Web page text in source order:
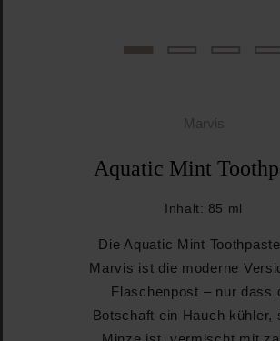
Marvis
Aquatic Mint
Inhalt: 85 ml
Die Aquatic Mint
Marvis ist die moderne
Flaschenpost – nur dass
Botschaft ein Hauch kühler,